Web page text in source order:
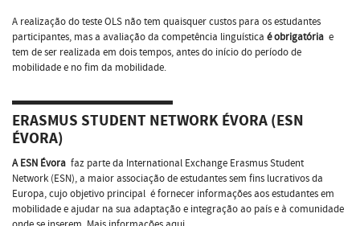
A realização do teste OLS não tem quaisquer custos para os estudantes
participantes, mas a avaliação da competência linguística é obrigatória e
tem de ser realizada em dois tempos, antes do início do período de
mobilidade e no fim da mobilidade.
ERASMUS STUDENT NETWORK ÉVORA (ESN
ÉVORA)
A ESN Évora faz parte da International Exchange Erasmus Student
Network (ESN), a maior associação de estudantes sem fins lucrativos da
Europa, cujo objetivo principal é fornecer informações aos estudantes em
mobilidade e ajudar na sua adaptação e integração ao país e à comunidade